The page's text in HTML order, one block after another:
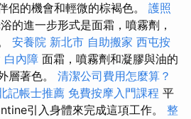
侶的機會和輕微的棕褐色。 護照
的進一步形式是面霜，噴霧劑，
安養院 新北市 自助搬家 西屯按
白內障 面霜，噴霧劑和凝膠與油的
層著色。 清潔公司費用怎麼算？
記帳士推薦 免費按摩入門課程 平
引入身體來完成這項工作。 整